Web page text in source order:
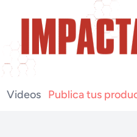
Videos Publica tus